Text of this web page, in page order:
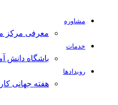
مشاوره
معرفی مرکز
خدمات
باشگاه دانش
رویدادها
هفته جهانی